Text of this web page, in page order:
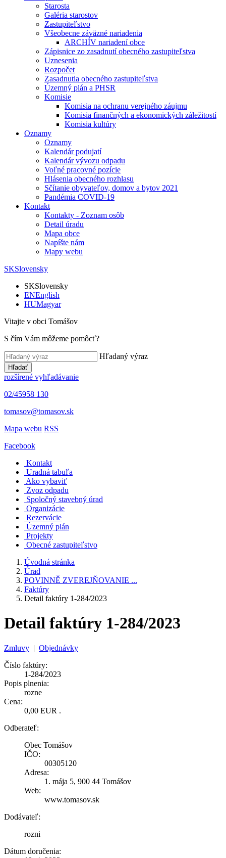
Starosta
Galéria starostov
Zastupiteľstvo
Všeobecne záväzné nariadenia
ARCHÍV nariadení obce
Zápisnice zo zasadnutí obecného zastupiteľstva
Uznesenia
Rozpočet
Zasadnutia obecného zastupiteľstva
Územný plán a PHSR
Komisie
Komisia na ochranu verejného záujmu
Komisia finančných a ekonomických záležitostí
Komisia kultúry
Oznamy
Oznamy
Kalendár podujatí
Kalendár vývozu odpadu
Voľné pracovné pozície
Hlásenia obecného rozhlasu
Sčítanie obyvateľov, domov a bytov 2021
Pandémia COVID-19
Kontakt
Kontakty - Zoznam osôb
Detail úradu
Mapa obce
Napíšte nám
Mapy webu
SKSlovensky
SKSlovensky
ENEnglish
HUMagyar
Vitajte v obci Tomášov
S čím Vám môžeme pomôcť?
Hľadaný výraz
Hľadať
rozšírené vyhľadávanie
02/45958 130
tomasov@tomasov.sk
Mapa webu RSS
Facebook
Kontakt
Uradná tabuľa
Ako vybaviť
Zvoz odpadu
Spoločný stavebný úrad
Organizácie
Rezervácie
Územný plán
Projekty
Obecné zastupiteľstvo
Úvodná stránka
Úrad
POVINNĚ ZVEREJŇOVANIE ...
Faktúry
Detail faktúry 1-284/2023
Detail faktúry 1-284/2023
Zmluvy | Objednávky
Číslo faktúry:
1-284/2023
Popis plnenia:
rozne
Cena:
0,00 EUR .
Odberateľ:
Obec Tomášov
IČO:
00305120
Adresa:
1. mája 5, 900 44 Tomášov
Web:
www.tomasov.sk
Dodávateľ:
rozni
Dátum doručenia: